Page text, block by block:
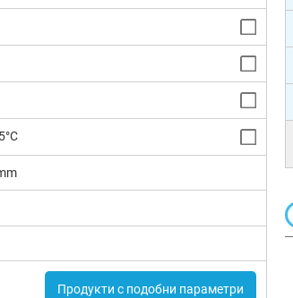
Продукти с подобни параметри